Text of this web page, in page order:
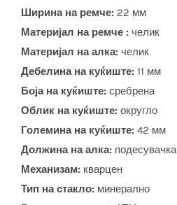
Ширина на ремче: 22 мм
Материјал на ремче : челик
Материјал на алка: челик
Дебелина на куќиште: 11 мм
Боја на куќиште: сребрена
Облик на куќиште: округло
Големина на куќиште: 42 мм
Должина на алка: подесувачка
Механизам: кварцен
Тип на стакло: минерално